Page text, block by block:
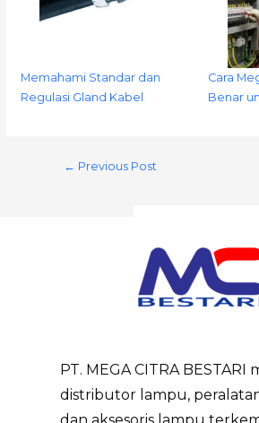
Memahami Standar dan
Regulasi Gland Kabel
Cara
Benar
← Previous Post
PT. MEGA CITRA BESTARI
distributor lampu,
dan aksesoris lampu